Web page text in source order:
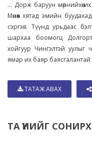
... Дорж баруун мөрнийхөө
Мөнөөх хятад эмийн
сэргэв. Түүнд урьдаас
шархаа боомогц
хойгуур Чингэлтэй
ямар их баяр баясгалантай
ТАТАЖ АВАХ
ТА ҮҮНИЙГ